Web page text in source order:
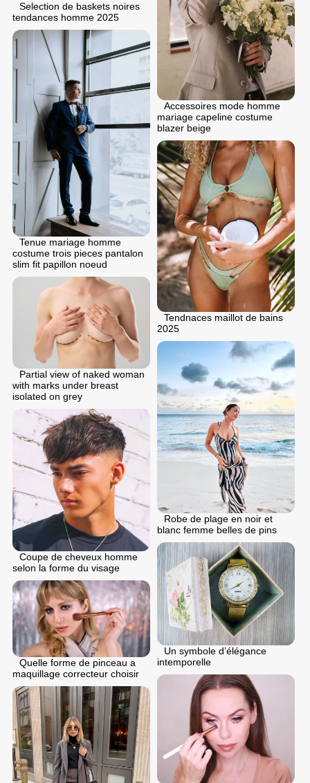
Selection de baskets noires
tendances homme 2025
Accessoires mode homme
mariage capeline costume
blazer beige
Tenue mariage homme
costume trois pieces pantalon
slim fit papillon noeud
Tendnaces maillot de bains
2025
Partial view of naked woman
with marks under breast
isolated on grey
Robe de plage en noir et
blanc femme belles de pins
Coupe de cheveux homme
selon la forme du visage
Un symbole d’élégance
intemporelle
Quelle forme de pinceau a
maquillage correcteur choisir